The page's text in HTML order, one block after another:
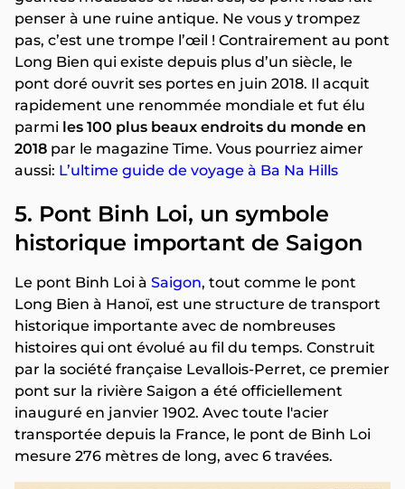
penser à une ruine antique. Ne vous y trompez
pas, c’est une trompe l’œil ! Contrairement au pont
Long Bien qui existe depuis plus d’un siècle, le
pont doré ouvrit ses portes en juin 2018. Il acquit
rapidement une renommée mondiale et fut élu
parmi les 100 plus beaux endroits du monde en
2018 par le magazine Time. Vous pourriez aimer
aussi: L’ultime guide de voyage à Ba Na Hills
5. Pont Binh Loi, un symbole
historique important de Saigon
Le pont Binh Loi à Saigon, tout comme le pont
Long Bien à Hanoï, est une structure de transport
historique importante avec de nombreuses
histoires qui ont évolué au fil du temps. Construit
par la société française Levallois-Perret, ce premier
pont sur la rivière Saigon a été officiellement
inauguré en janvier 1902. Avec toute l'acier
transportée depuis la France, le pont de Binh Loi
mesure 276 mètres de long, avec 6 travées.